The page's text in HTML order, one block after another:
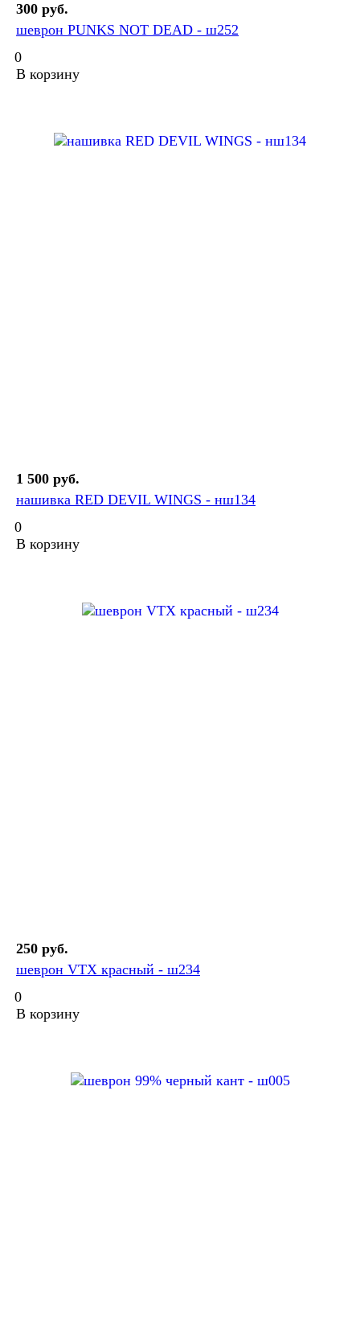
300 руб.
шеврон PUNKS NOT DEAD - ш252
0
В корзину
1 500 руб.
нашивка RED DEVIL WINGS - нш134
0
В корзину
250 руб.
шеврон VTX красный - ш234
0
В корзину